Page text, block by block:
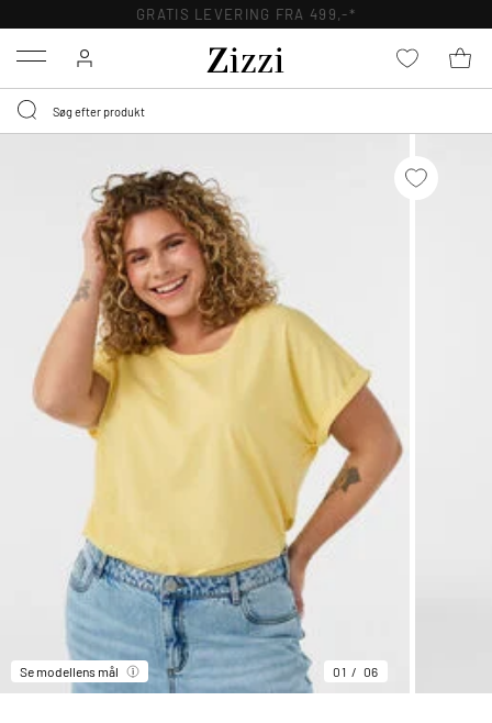
GRATIS LEVERING FRA 499,-*
Menu
Se modellens mål 01 06